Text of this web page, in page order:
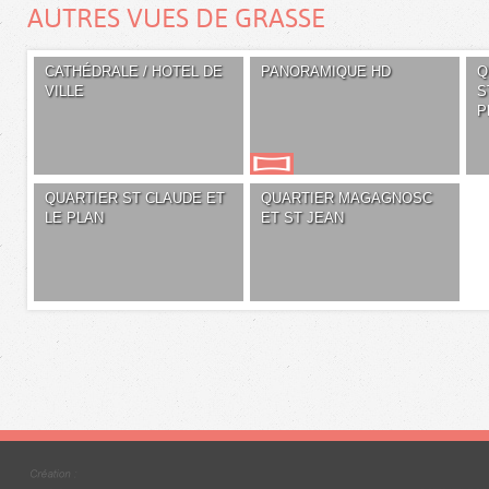
AUTRES VUES DE GRASSE
CATHÉDRALE / HOTEL DE
VILLE
PANORAMIQUE HD
QUARTIER ST CLAUDE ET
LE PLAN
QUARTIER MAGAGNOSC
ET ST JEAN